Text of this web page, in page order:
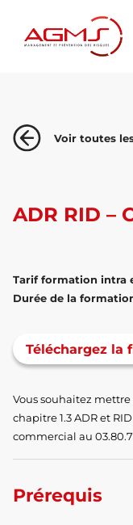
Voir toutes
ADR RID –
Tarif formation intra
Durée de la
Téléchargez la
Vous souhaitez
chapitre 1.3 ADR et
commercial au
Prérequis